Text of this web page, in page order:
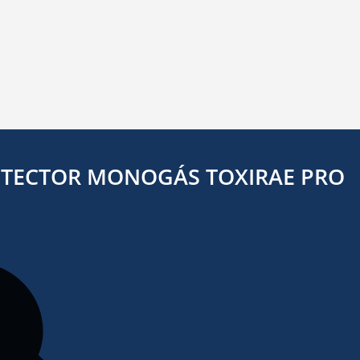
MONOGÁS TOXIRAE PRO